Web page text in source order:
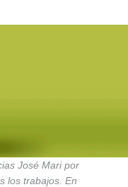
José Mari por
los trabajos. En